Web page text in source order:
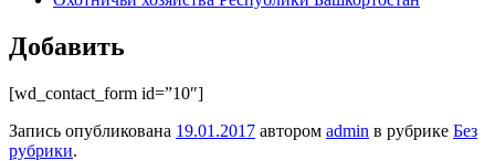
Добавить
[wd_contact_form id=”10″]
Запись опубликована 19.01.2017 автором admin в рубрике Без
рубрики.